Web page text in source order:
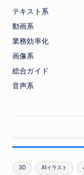
テキスト系
動画系
業務効率化
画像系
総合ガイド
音声系
3D AIイラスト